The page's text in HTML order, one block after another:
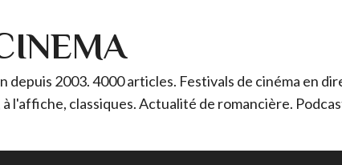
depuis 2003. 4000 articles. Festivals de cinéma en
l'affiche, classiques. Actualité de romancière.